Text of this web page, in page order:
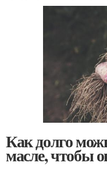
Как долго
масле, чтобы